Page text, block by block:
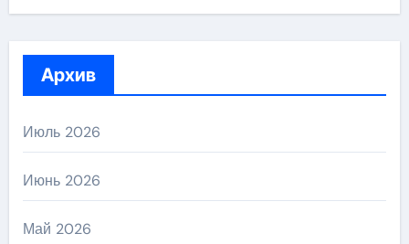
Архив
Июль 2026
Июнь 2026
Май 2026